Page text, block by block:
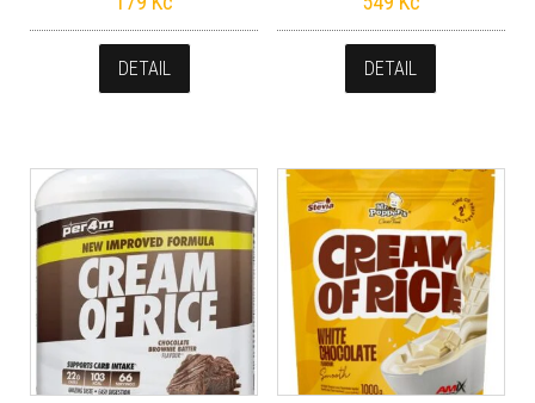
DETAIL DETAIL